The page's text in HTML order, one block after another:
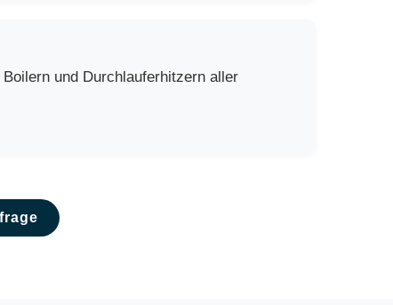
und Durchlauferhitzern aller